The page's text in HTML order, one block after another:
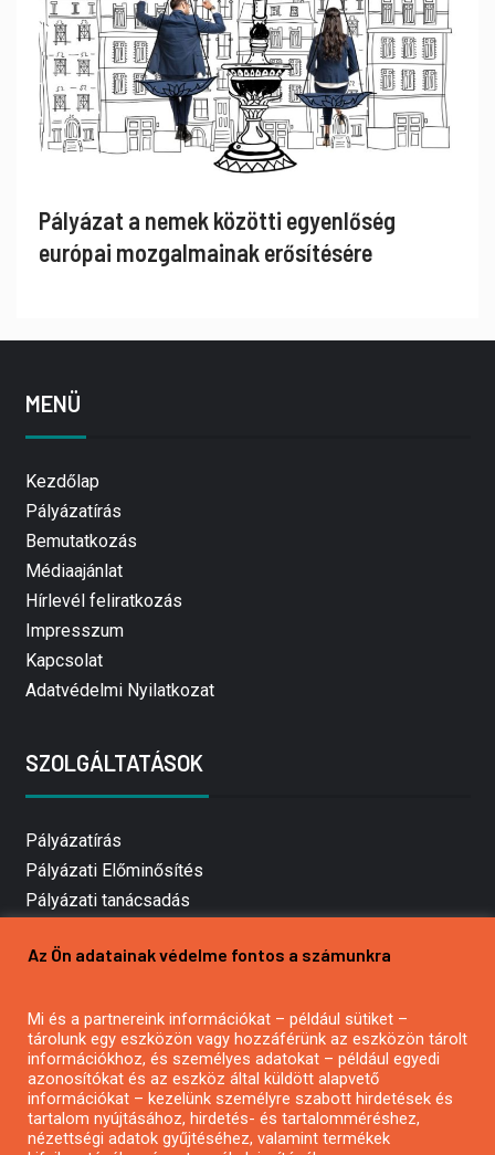
Pályázat a nemek közötti egyenlőség
európai mozgalmainak erősítésére
MENÜ
Kezdőlap
Pályázatírás
Bemutatkozás
Médiaajánlat
Hírlevél feliratkozás
Impresszum
Kapcsolat
Adatvédelmi Nyilatkozat
SZOLGÁLTATÁSOK
Pályázatírás
Pályázati Előminősítés
Pályázati tanácsadás
Mezőgazdasági pályázatírás
Pályázatírás civil szervezeteknek
Pályázatírás önkormányzatoknak
Pályázatfigyelés
Specifikus pályázatfigyelés vagy hírlevél
Az Ön adatainak védelme fontos a számunkra
Mi és a partnereink információkat – például sütiket –
tárolunk egy eszközön vagy hozzáférünk az eszközön tárolt
információkhoz, és személyes adatokat – például egyedi
azonosítókat és az eszköz által küldött alapvető
információkat – kezelünk személyre szabott hirdetések és
tartalom nyújtásához, hirdetés- és tartalomméréshez,
nézettségi adatok gyűjtéséhez, valamint termékek